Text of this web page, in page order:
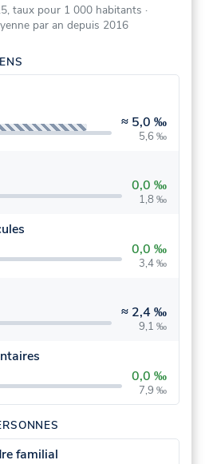
taux pour 1 000 habitants ·
par an depuis 2016
≈ 5,0 ‰
5,6 ‰
0,0 ‰
1,8 ‰
0,0 ‰
3,4 ‰
≈ 2,4 ‰
9,1 ‰
0,0 ‰
7,9 ‰
familial